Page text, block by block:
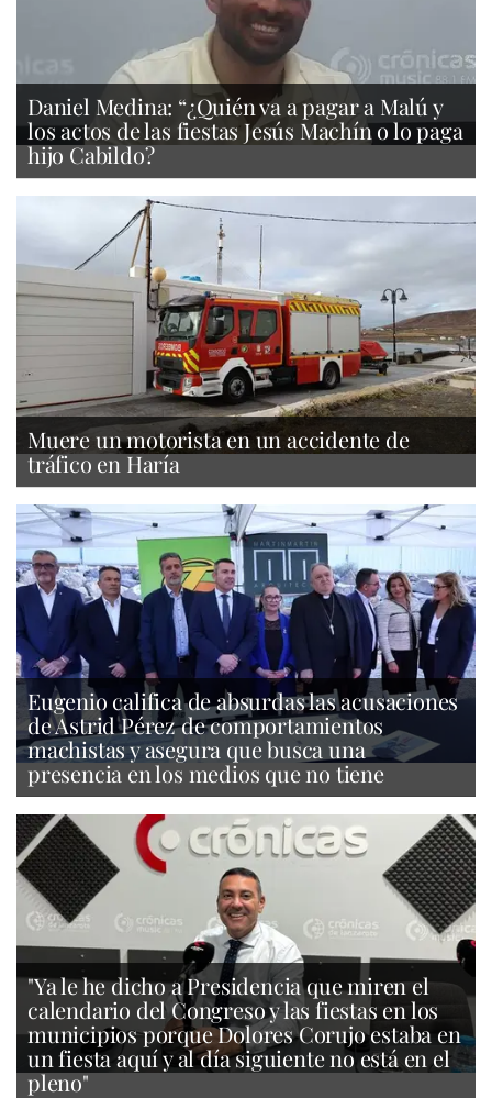
Daniel Medina: “¿Quién va a pagar a Malú y
los actos de las fiestas Jesús Machín o lo paga
hijo Cabildo?
Muere un motorista en un accidente de
tráfico en Haría
Eugenio califica de absurdas las acusaciones
de Astrid Pérez de comportamientos
machistas y asegura que busca una
presencia en los medios que no tiene
"Ya le he dicho a Presidencia que miren el
calendario del Congreso y las fiestas en los
municipios porque Dolores Corujo estaba en
un fiesta aquí y al día siguiente no está en el
pleno"